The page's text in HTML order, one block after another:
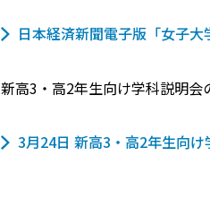
日本経済新聞電子版「女子
新高3・高2年生向け学科説明会
3月24日 新高3・高2年生向